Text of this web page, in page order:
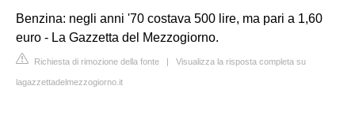
Benzina: negli anni '70 costava 500 lire, ma pari a 1,60
euro - La Gazzetta del Mezzogiorno.
Richiesta di rimozione della fonte | Visualizza la risposta completa su
lagazzettadelmezzogiorno.it